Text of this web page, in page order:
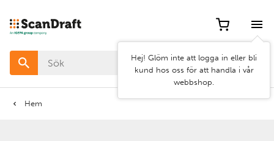
Hej! Glöm inte att logga in eller bli
kund hos oss för att handla i vår
webbshop.
Hem
Filter
Färg